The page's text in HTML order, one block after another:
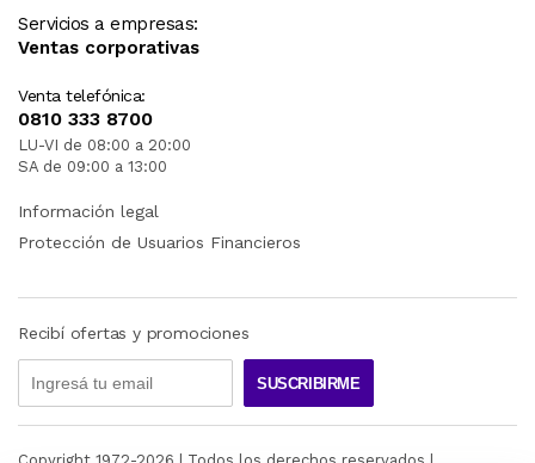
Servicios a empresas:
Ventas corporativas
Venta telefónica:
0810 333 8700
LU-VI de 08:00 a 20:00
SA de 09:00 a 13:00
Información legal
Protección de Usuarios Financieros
Recibí ofertas y promociones
SUSCRIBIRME